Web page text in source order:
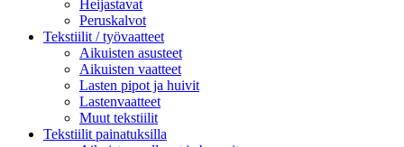
Heijastavat
Peruskalvot
Tekstiilit / työvaatteet
Aikuisten asusteet
Aikuisten vaatteet
Lasten pipot ja huivit
Lastenvaatteet
Muut tekstiilit
Tekstiilit painatuksilla